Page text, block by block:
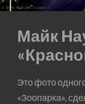
Майк
Это фото
«Зоопарка»,